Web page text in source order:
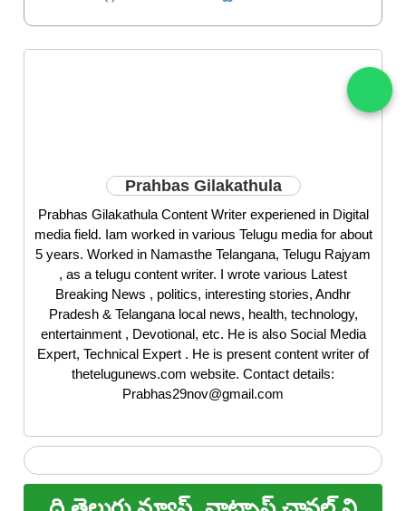
Prahbas Gilakathula
Prabhas Gilakathula Content Writer experiened in Digital
media field. Iam worked in various Telugu media for about
5 years. Worked in Namasthe Telangana, Telugu Rajyam
, as a telugu content writer. I wrote various Latest
Breaking News , politics, interesting stories, Andhr
Pradesh & Telangana local news, health, technology,
entertainment , Devotional, etc. He is also Social Media
Expert, Technical Expert . He is present content writer of
thetelugunews.com website. Contact details:
Prabhas29nov@gmail.com